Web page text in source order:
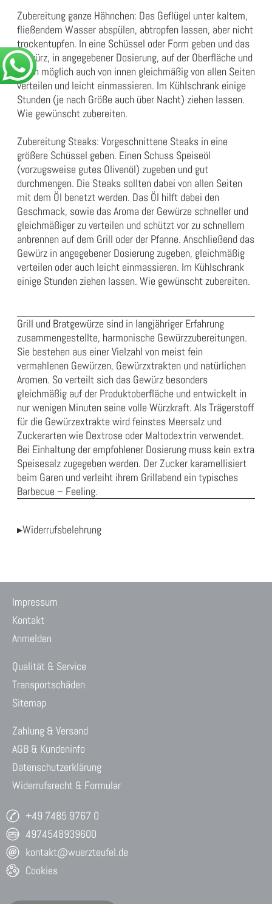
Zubereitung ganze Hähnchen: Das Geflügel unter kaltem,
fließendem Wasser abspülen, abtropfen lassen, aber nicht
trockentupfen. In eine Schüssel oder Form geben und das
Gewürz, in angegebener Dosierung, auf der Oberfläche und
wenn möglich auch von innen gleichmäßig von allen Seiten
verteilen und leicht einmassieren. Im Kühlschrank einige
Stunden (je nach Größe auch über Nacht) ziehen lassen.
Wie gewünscht zubereiten.
Zubereitung Steaks: Vorgeschnittene Steaks in eine
größere Schüssel geben. Einen Schuss Speiseöl
(vorzugsweise gutes Olivenöl) zugeben und gut
durchmengen. Die Steaks sollten dabei von allen Seiten
mit dem Öl benetzt werden. Das Öl hilft dabei den
Geschmack, sowie das Aroma der Gewürze schneller und
gleichmäßiger zu verteilen und schützt vor zu schnellem
anbrennen auf dem Grill oder der Pfanne. Anschließend das
Gewürz in angegebener Dosierung zugeben, gleichmäßig
verteilen oder auch leicht einmassieren. Im Kühlschrank
einige Stunden ziehen lassen. Wie gewünscht zubereiten.
Grill und Bratgewürze sind in langjähriger Erfahrung
zusammengestellte, harmonische Gewürzzubereitungen.
Sie bestehen aus einer Vielzahl von meist fein
vermahlenen Gewürzen, Gewürzxtrakten und natürlichen
Aromen. So verteilt sich das Gewürz besonders
gleichmäßig auf der Produktoberfläche und entwickelt in
nur wenigen Minuten seine volle Würzkraft. Als Trägerstoff
für die Gewürzextrakte wird feinstes Meersalz und
Zuckerarten wie Dextrose oder Maltodextrin verwendet.
Bei Einhaltung der empfohlener Dosierung muss kein extra
Speisesalz zugegeben werden. Der Zucker karamellisiert
beim Garen und verleiht ihrem Grillabend ein typisches
Barbecue – Feeling.
▸Widerrufsbelehrung
Impressum
Kontakt
Anmelden
Qualität & Service
Transportschäden
Sitemap
Zahlung & Versand
AGB & Kundeninfo
Datenschutzerklärung
Widerrufsrecht & Formular
+49 7485 9767 0
4974548939600
kontakt@wuerzteufel.de
Cookies